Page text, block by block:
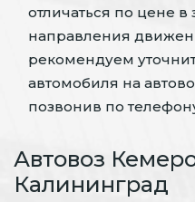
отличаться по цене в
направления
рекомендуем
автомобиля на
позвонив по
Автовоз
Калининград